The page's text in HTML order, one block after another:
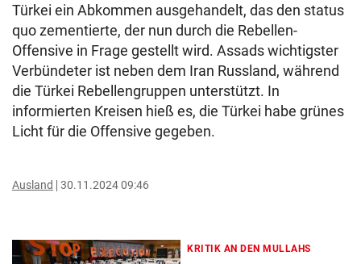
Türkei ein Abkommen ausgehandelt, das den status
quo zementierte, der nun durch die Rebellen-
Offensive in Frage gestellt wird. Assads wichtigster
Verbündeter ist neben dem Iran Russland, während
die Türkei Rebellengruppen unterstützt. In
informierten Kreisen hieß es, die Türkei habe grünes
Licht für die Offensive gegeben.
Ausland 30.11.2024 09:46
KRITIK AN DEN MULLAHS